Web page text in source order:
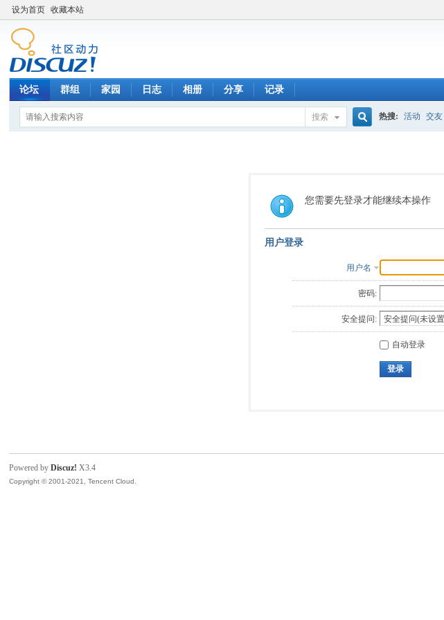
设为首页 收藏本站
论坛 群组 家园 日志 相册 分享 记录
搜索
索
热搜: 活动 交友
您需要先登录才能继续本操作
用户登录
用户名
密码:
安全提问:
自动登录
登录
Powered byDiscuz! X3.4
Copyright © 2001-2021, Tencent Cloud.